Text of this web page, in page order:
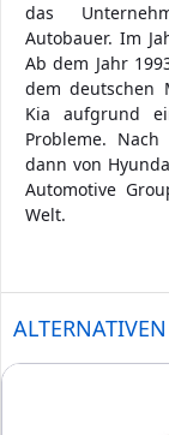
das
Autobauer. Im
Ab dem Jahr
dem deutschen
Kia aufgrund
Probleme.
dann von
Automotive
Welt.